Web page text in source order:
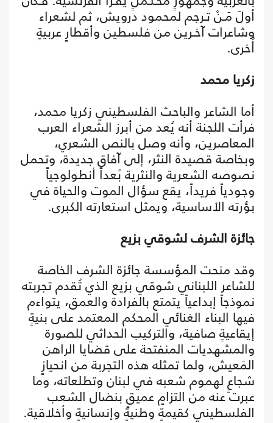
أولَ مَـنْ تـرجم لمحمود درويش، ثم لشعراء
وشاعرات آخـرين من فلسطين وأقطارٍ عربيةٍ
أُخرى.
زكريا محمد
أما الشاعر والباحث الفلسطيني زكريا محمد،
فرأت اللجنة أنه يُعد من أبرز الشعراء العرب
المعاصرين، وأنه وصل بالنص الشعري،
وبخاصة قصيدة النثر، إلى آفاق جديدة، وتحمل
نصوصه الشعرية والنثرية بُعداً أنطولوجياً
وجودياً فريداً، يقع سؤال الموت والحياة في
بؤرته الأساسية، ويمثل استعارته الكبرى.
جائزة الشرف لشوقي بزيع
وقد منحت المؤسسة جائزة الشرف الخاصة
للشاعر اللبناني شوقي بزيع الذي تُقدم تجربته
نموذجاً إبداعياً يتمتع بالفرادة والعمق، يتواءم
فيها البناء الغنائي المحكم المعتمد على بنيةٍ
إيقاعيةٍ صافية، والتركيب الحداثي للصورة
والمشهديات المنفتحة على قضايا الراهن
المَعيش، ولما تمثله هذه التجربة من انحيازٍ
شجاعٍ لهموم شعبه في لبنان وتطلعاته، وما
عبرت عنه من التزامٍ عميقٍ بنضال الشعب
الفلسطيني كقيمةٍ وطنيةٍ وإنسانيةٍ وأخلاقية.